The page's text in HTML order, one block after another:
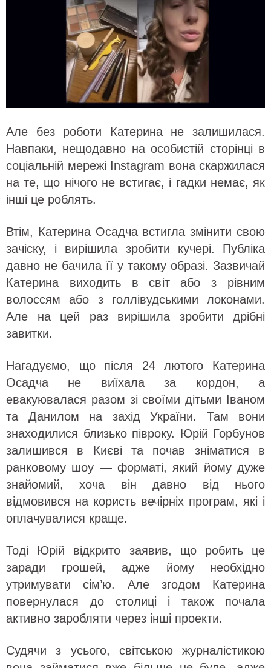
Але без роботи Катерина не залишилася.
Навпаки, нещодавно на особистій сторінці в
соціальній мережі Instagram вона скаржилася
на те, що нічого не встигає, і гадки немає, як
інші це роблять.
Втім, Катерина Осадча встигла змінити свою
зачіску, і вирішила зробити кучері. Публіка
давно не бачила її у такому образі. Зазвичай
Катерина виходить в світ або з рівним
волоссям або з голлівудськими локонами.
Але на цей раз вирішила зробити дрібні
завитки.
Нагадуємо, що після 24 лютого Катерина
Осадча не виїхала за кордон, а
евакуювалася разом зі своїми дітьми Іваном
та Данилом на захід України. Там вони
знаходилися близько півроку. Юрій Горбунов
залишився в Києві та почав зніматися в
ранковому шоу — форматі, який йому дуже
знайомий, хоча він давно від нього
відмовився на користь вечірніх програм, які і
оплачувалися краще.
Тоді Юрій відкрито заявив, що робить це
заради грошей, адже йому необхідно
утримувати сім’ю. Але згодом Катерина
повернулася до столиці і також почала
активно заробляти через інші проекти.
Судячи з усього, світською журналістикою